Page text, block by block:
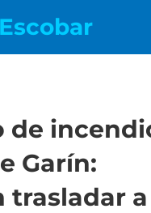
de
Garín:
trasladar